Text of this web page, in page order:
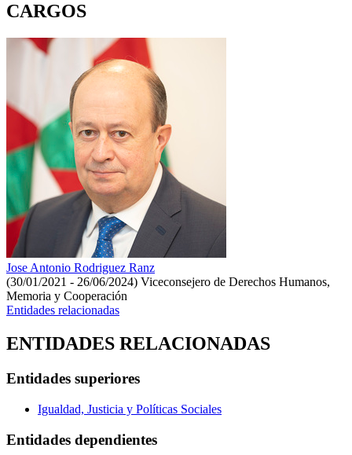
CARGOS
Jose Antonio Rodriguez Ranz
(30/01/2021 - 26/06/2024) Viceconsejero de Derechos Humanos,
Memoria y Cooperación
Entidades relacionadas
ENTIDADES RELACIONADAS
Entidades superiores
Igualdad, Justicia y Políticas Sociales
Entidades dependientes